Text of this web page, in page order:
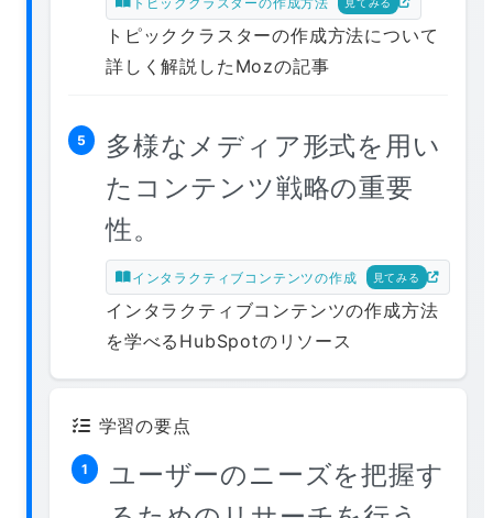
トピッククラスターの作成方法について
詳しく解説したMozの記事
5
多様なメディア形式を用い
たコンテンツ戦略の重要
性。
インタラクティブコンテンツの作成 見てみる
インタラクティブコンテンツの作成方法
を学べるHubSpotのリソース
学習の要点
1
ユーザーのニーズを把握す